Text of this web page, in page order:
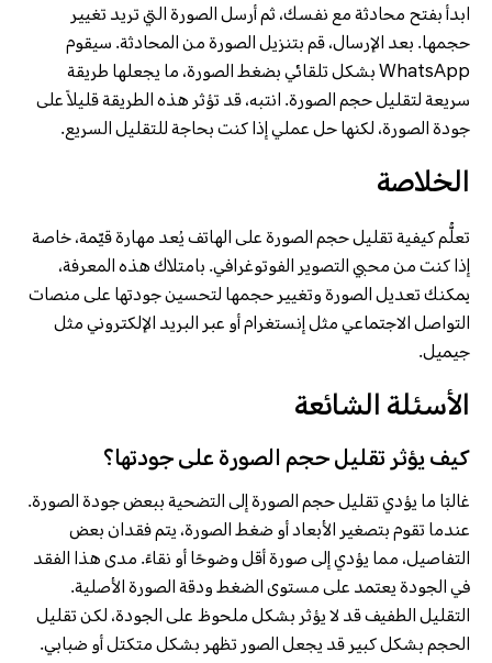
ابدأ بفتح محادثة مع نفسك، ثم أرسل الصورة التي تريد تغيير
حجمها. بعد الإرسال، قم بتنزيل الصورة من المحادثة. سيقوم
WhatsApp بشكل تلقائي بضغط الصورة، ما يجعلها طريقة
سريعة لتقليل حجم الصورة. انتبه، قد تؤثر هذه الطريقة قليلاً على
جودة الصورة، لكنها حل عملي إذا كنت بحاجة للتقليل السريع.
الخلاصة
تعلُّم كيفية تقليل حجم الصورة على الهاتف يُعد مهارة قيّمة، خاصة
إذا كنت من محبي التصوير الفوتوغرافي. بامتلاك هذه المعرفة،
يمكنك تعديل الصورة وتغيير حجمها لتحسين جودتها على منصات
التواصل الاجتماعي مثل إنستغرام أو عبر البريد الإلكتروني مثل
جيميل.
الأسئلة الشائعة
كيف يؤثر تقليل حجم الصورة على جودتها؟
غالبًا ما يؤدي تقليل حجم الصورة إلى التضحية ببعض جودة الصورة.
عندما تقوم بتصغير الأبعاد أو ضغط الصورة، يتم فقدان بعض
التفاصيل، مما يؤدي إلى صورة أقل وضوحًا أو نقاءً. مدى هذا الفقد
في الجودة يعتمد على مستوى الضغط ودقة الصورة الأصلية.
التقليل الطفيف قد لا يؤثر بشكل ملحوظ على الجودة، لكن تقليل
الحجم بشكل كبير قد يجعل الصور تظهر بشكل متكتل أو ضبابي.